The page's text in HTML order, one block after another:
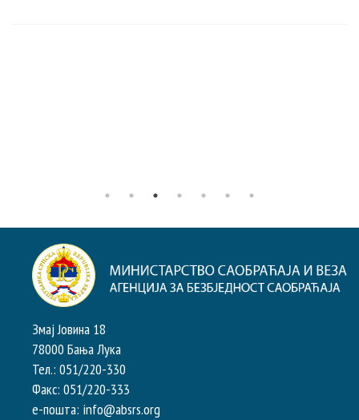
Змај Јовина 18
78000 Бања Лука
Тел.: 051/220-330
Факс: 051/220-333
e-пошта: info@absrs.org